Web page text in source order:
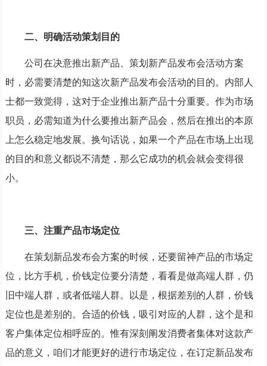
二、明确活动策划目的
公司在决意推出新产品、策划新产品发布会活动方案
时，必需要清楚的知这次新产品发布会活动的目的。内部人
士都一致觉得，这对于企业推出新产品十分重要。作为市场
职员，必需知道为什么要推出新产品会，然后在推出的本原
上怎么稳定地发展。换句话说，如果一个产品在市场上出现
的目的和意义都说不清楚，那么它成功的机会就会变得很
小。
三、注重产品市场定位
在策划新品发布会方案的时候，还要留神产品的市场定
位，比方手机，价钱定位要分清楚，看看是做高端人群，仍
旧中端人群，或者低端人群。以是，根据差别的人群，价钱
定位也是差别的。合适的价钱，吸引对应的人群，这个是和
客户集体定位相呼应的。惟有深刻阐发消费者集体对这款产
品的意义，咱们才能更好的进行市场定位，在订定新品发布